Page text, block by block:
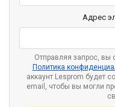
Адрес
Отправляя запрос, вы
Политика
аккаунт Lesprom будет
email, чтобы вы могли